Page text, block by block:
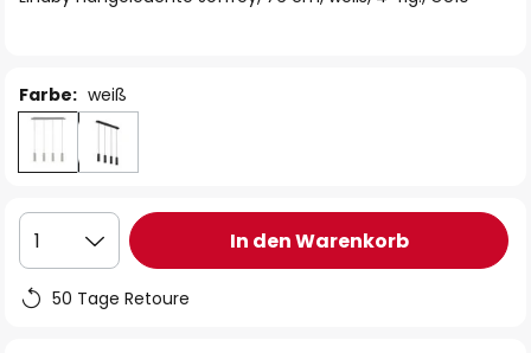
Farbe: weiß
1 In den Warenkorb
50 Tage Retoure